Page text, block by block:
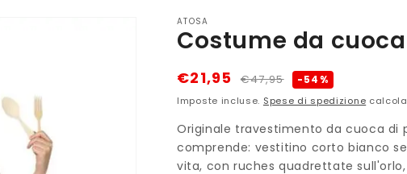
ATOSA
Costume da cuoca
Prezzo
di
listino
€47,95
Prezzo
scontato
€21,95 -54%
Imposte incluse. Spese di spedizione
Originale travestimento da cuoca di
comprende: vestitino corto bianco
vita, con ruches quadrettate